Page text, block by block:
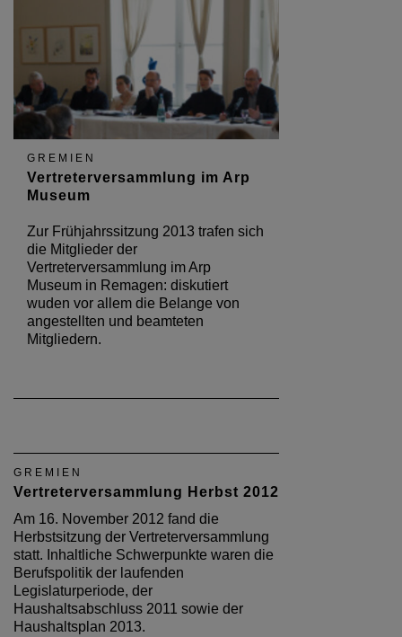
GREMIEN
Vertreterversammlung im Arp
Museum
Zur Frühjahrssitzung 2013 trafen sich
die Mitglieder der
Vertreterversammlung im Arp
Museum in Remagen: diskutiert
wuden vor allem die Belange von
angestellten und beamteten
Mitgliedern.
GREMIEN
Vertreterversammlung Herbst 2012
Am 16. November 2012 fand die
Herbstsitzung der Vertreterversammlung
statt. Inhaltliche Schwerpunkte waren die
Berufspolitik der laufenden
Legislaturperiode, der
Haushaltsabschluss 2011 sowie der
Haushaltsplan 2013.